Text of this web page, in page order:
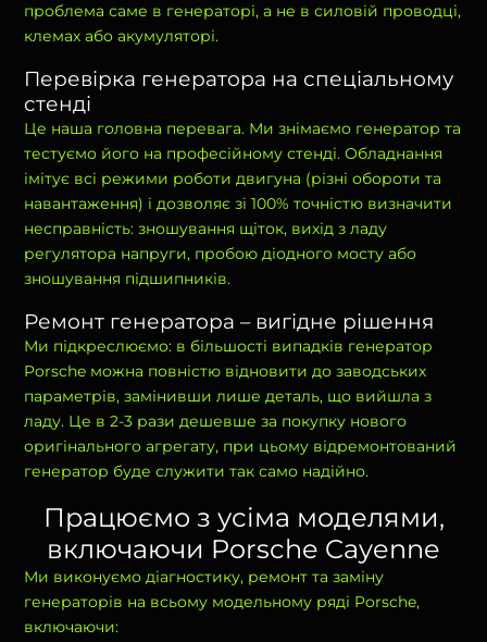
проблема саме в генераторі, а не в силовій проводці,
клемах або акумуляторі.
Перевірка генератора на спеціальному
стенді
Це наша головна перевага. Ми знімаємо генератор та
тестуємо його на професійному стенді. Обладнання
імітує всі режими роботи двигуна (різні обороти та
навантаження) і дозволяє зі 100% точністю визначити
несправність: зношування щіток, вихід з ладу
регулятора напруги, пробою діодного мосту або
зношування підшипників.
Ремонт генератора – вигідне рішення
Ми підкреслюємо: в більшості випадків генератор
Porsche можна повністю відновити до заводських
параметрів, замінивши лише деталь, що вийшла з
ладу. Це в 2-3 рази дешевше за покупку нового
оригінального агрегату, при цьому відремонтований
генератор буде служити так само надійно.
Працюємо з усіма моделями,
включаючи Porsche Cayenne
Ми виконуємо діагностику, ремонт та заміну
генераторів на всьому модельному ряді Porsche,
включаючи: